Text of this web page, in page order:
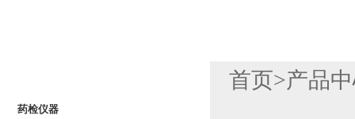
药检仪器
首页>产品